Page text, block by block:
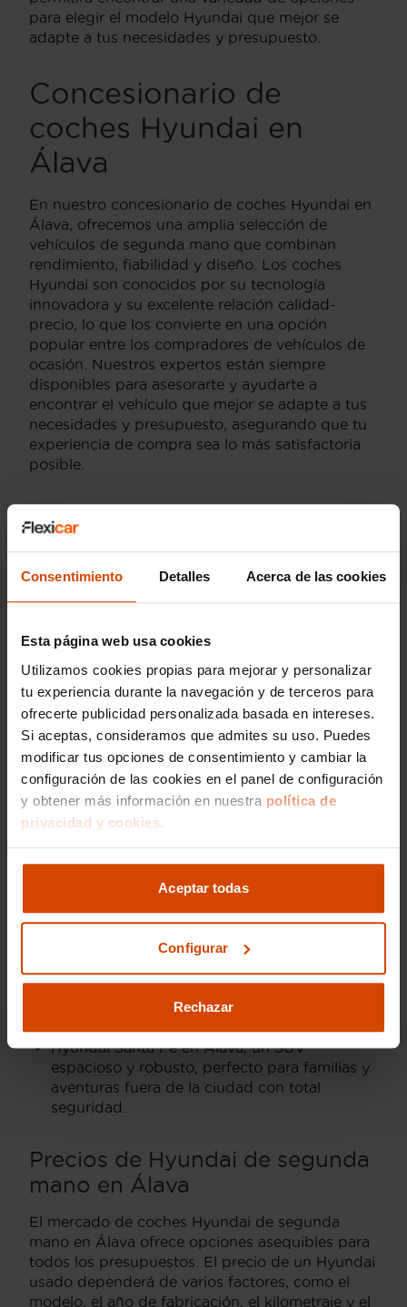
Consentimiento Detalles Acerca de las cookies
Esta página web usa cookies
Utilizamos cookies propias para mejorar y personalizar
tu experiencia durante la navegación y de terceros para
ofrecerte publicidad personalizada basada en intereses.
Si aceptas, consideramos que admites su uso. Puedes
modificar tus opciones de consentimiento y cambiar la
configuración de las cookies en el panel de configuración
y obtener más información en nuestra política de
privacidad y cookies.
Aceptar todas
Configurar
Rechazar
para elegir el modelo Hyundai que mejor se
adapte a tus necesidades y presupuesto.
Concesionario de
coches Hyundai en
Álava
En nuestro concesionario de coches Hyundai en
Álava, ofrecemos una amplia selección de
vehículos de segunda mano que combinan
rendimiento, fiabilidad y diseño. Los coches
Hyundai son conocidos por su tecnología
innovadora y su excelente relación calidad-
precio, lo que los convierte en una opción
popular entre los compradores de vehículos de
ocasión. Nuestros expertos están siempre
disponibles para asesorarte y ayudarte a
encontrar el vehículo que mejor se adapte a tus
necesidades y presupuesto, asegurando que tu
experiencia de compra sea lo más satisfactoria
posible.
Modelos más buscados
de Hyundai
fiabilidad, eficiencia y un diseño moderno. La
incluye compactos, híbridos y SUV versátiles.
Hyundai i30 en Álava, un compacto
equilibrado que combina diseño, tecnología y
eficiencia para el día a día.
Hyundai Ioniq en Álava, modelo eficiente
disponible en versiones híbrida y eléctrica,
ideal para la movilidad sostenible.
Hyundai ix20 en Álava, monovolumen
compacto con gran espacio interior y un
diseño práctico para familias.
Hyundai Tucson en Álava, SUV moderno con
Hyundai Kona en Álava, un SUV compacto
con estilo urbano, ideal para quienes buscan
Hyundai Santa Fe en Álava, un SUV
espacioso y robusto, perfecto para familias y
aventuras fuera de la ciudad con total
seguridad.
Precios de Hyundai de segunda
mano en Álava
El mercado de coches Hyundai de segunda
mano en Álava ofrece opciones asequibles para
todos los presupuestos. El precio de un Hyundai
usado dependerá de varios factores, como el
modelo, el año de fabricación, el kilometraje y el